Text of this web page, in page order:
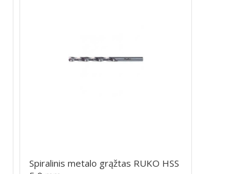
Spiralinis metalo grąžtas RUKO HSS